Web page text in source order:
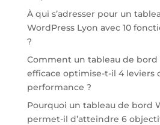
À qui s’adresser pour un
WordPress Lyon avec 10
?
Comment un tableau de bord
efficace optimise-t-il 4 leviers
performance ?
Pourquoi un tableau de bord
permet-il d’atteindre 6